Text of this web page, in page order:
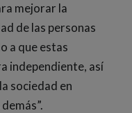
mejorar la
de las personas
a que estas
independiente, así
sociedad en